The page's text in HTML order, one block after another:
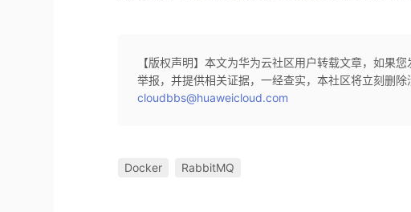
【版权声明】本文为华为云社区用户转载文章，如果
举报，并提供相关证据，一经查实，本社区将立刻删除
cloudbbs@huaweicloud.com
Docker RabbitMQ